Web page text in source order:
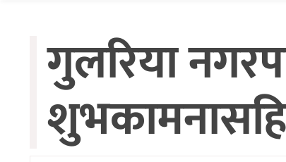
अन्तर्राष्ट्रिय
मनोरन्जन
अन्तरवार्ता/
विचार
खेलकुद
गुलरिया